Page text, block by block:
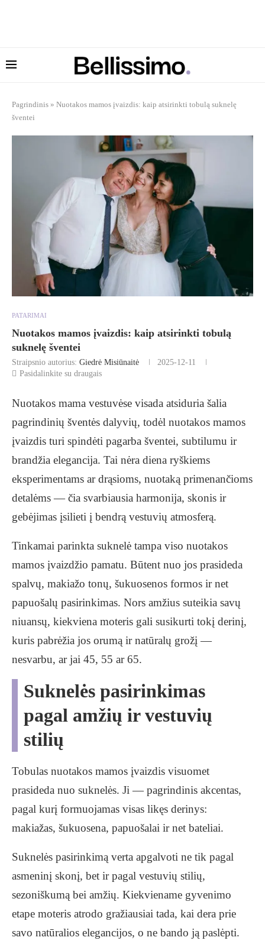
Pagrindinis » Nuotakos mamos įvaizdis: kaip atsirinkti tobulą suknelę
šventei
PATARIMAI
Nuotakos mamos įvaizdis: kaip atsirinkti tobulą
suknelę šventei
Straipsnio autorius: Giedrė Misiūnaitė
2025-12-11
Pasidalinkite su draugais
Nuotakos mama vestuvėse visada atsiduria šalia
pagrindinių šventės dalyvių, todėl nuotakos mamos
įvaizdis turi spindėti pagarba šventei, subtilumu ir
brandžia elegancija. Tai nėra diena ryškiems
eksperimentams ar drąsioms, nuotaką primenančioms
detalėms — čia svarbiausia harmonija, skonis ir
gebėjimas įsilieti į bendrą vestuvių atmosferą.
Tinkamai parinkta suknelė tampa viso nuotakos
mamos įvaizdžio pamatu. Būtent nuo jos prasideda
spalvų, makiažo tonų, šukuosenos formos ir net
papuošalų pasirinkimas. Nors amžius suteikia savų
niuansų, kiekviena moteris gali susikurti tokį derinį,
kuris pabrėžia jos orumą ir natūralų grožį —
nesvarbu, ar jai 45, 55 ar 65.
Suknelės pasirinkimas
pagal amžių ir vestuvių
stilių
Tobulas nuotakos mamos įvaizdis visuomet
prasideda nuo suknelės. Ji — pagrindinis akcentas,
pagal kurį formuojamas visas likęs derinys:
makiažas, šukuosena, papuošalai ir net bateliai.
Suknelės pasirinkimą verta apgalvoti ne tik pagal
asmeninį skonį, bet ir pagal vestuvių stilių,
sezoniškumą bei amžių. Kiekviename gyvenimo
etape moteris atrodo gražiausiai tada, kai dera prie
savo natūralios elegancijos, o ne bando ją paslėpti.